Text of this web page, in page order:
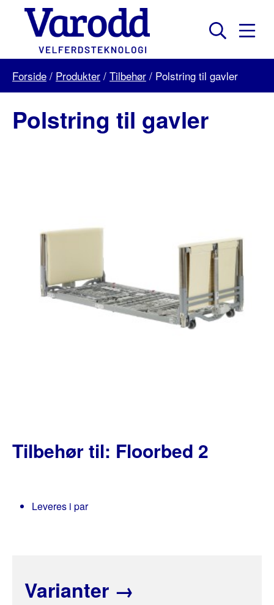
Varodd
Velferdsteknologi
Menu
Forside / Produkter / Tilbehør / Polstring til gavler
Polstring til gavler
Tilbehør til: Floorbed 2
Leveres i par
Varianter →